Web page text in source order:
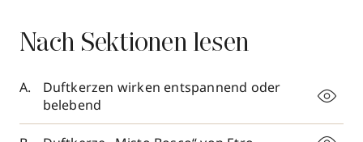
Nach Sektionen lesen
Duftkerzen wirken entspannend oder
belebend